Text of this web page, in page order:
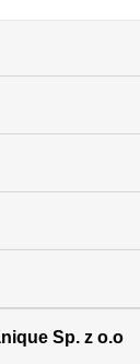
Sp. z o.o